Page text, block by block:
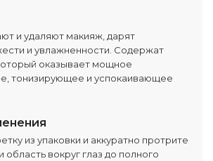
и удаляют макияж, дарят
и увлажненности. Содержат
оказывает мощное
тонизирующее и успокаивающее
из упаковки и аккуратно протрите
область вокруг глаз до полного